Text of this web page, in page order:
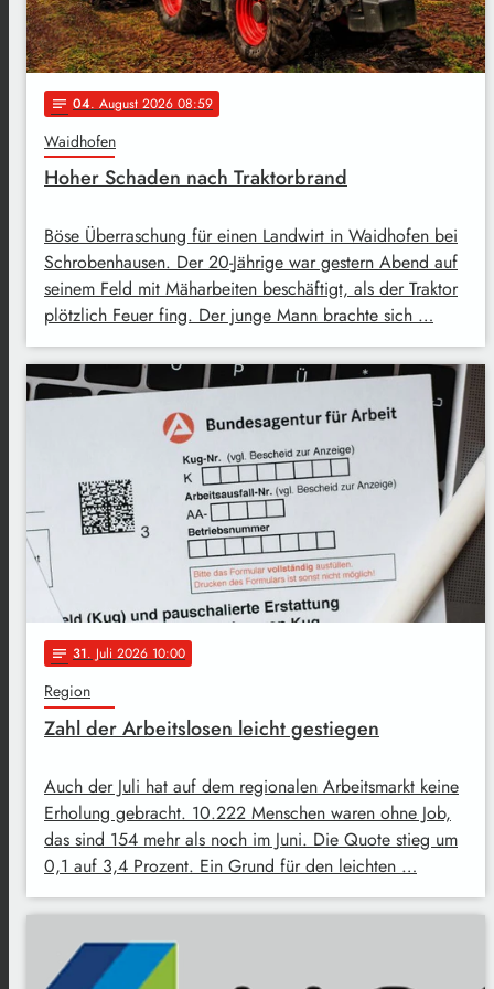
notes 04. August 2026 08:59
Waidhofen
Hoher Schaden nach Traktorbrand
Böse Überraschung für einen Landwirt in Waidhofen bei
Schrobenhausen. Der 20-Jährige war gestern Abend auf
seinem Feld mit Mäharbeiten beschäftigt, als der Traktor
plötzlich Feuer fing. Der junge Mann brachte sich …
notes 31. Juli 2026 10:00
Region
Zahl der Arbeitslosen leicht gestiegen
Auch der Juli hat auf dem regionalen Arbeitsmarkt keine
Erholung gebracht. 10.222 Menschen waren ohne Job,
das sind 154 mehr als noch im Juni. Die Quote stieg um
0,1 auf 3,4 Prozent. Ein Grund für den leichten …